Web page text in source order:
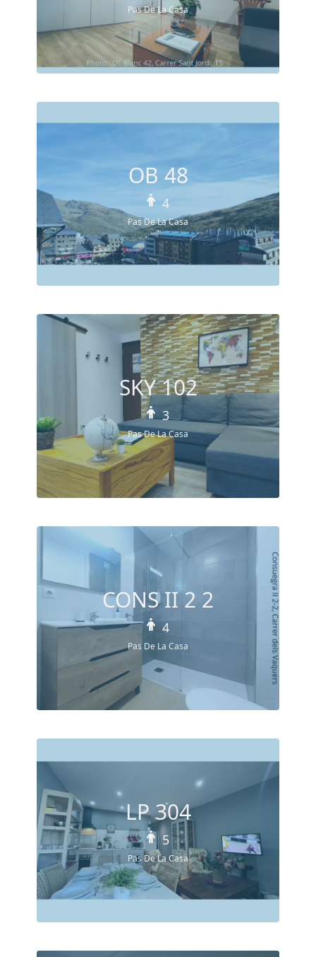
Pas De La Casa
OB 48
4
Pas De La Casa
SKY 102
3
Pas De La Casa
CONS II 2 2
4
Pas De La Casa
LP 304
5
Pas De La Casa